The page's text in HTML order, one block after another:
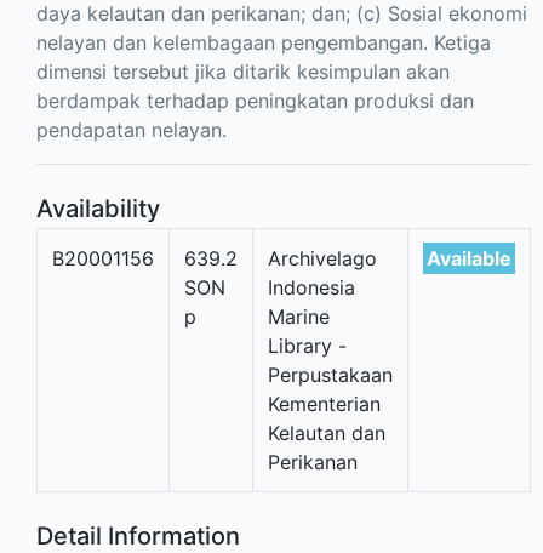
daya kelautan dan perikanan; dan; (c) Sosial ekonomi
nelayan dan kelembagaan pengembangan. Ketiga
dimensi tersebut jika ditarik kesimpulan akan
berdampak terhadap peningkatan produksi dan
pendapatan nelayan.
Availability
B20001156
639.2
SON
p
Archivelago
Indonesia
Marine
Library -
Perpustakaan
Kementerian
Kelautan dan
Perikanan
Available
Detail Information